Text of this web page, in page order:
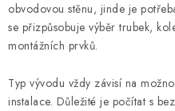
obvodovou stěnu, jinde je
se přizpůsobuje výběr trubek,
montážních prvků.
Typ vývodu vždy závisí na
instalace. Důležité je počítat s